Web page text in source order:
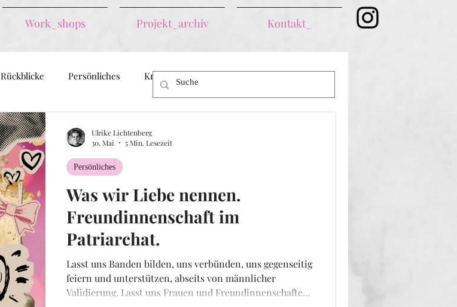
Work_shops Projekt_archiv Kontakt_
Rückblicke Persönliches Kreatives Schreiben
Was wir Liebe nennen.
Freundinnenschaft im
Patriarchat.
Lasst uns Banden bilden, uns verbünden, uns gegenseitig
feiern und unterstützen, abseits von männlicher
Validierung. Lasst uns Frauen und Freundinnenschaften
Persönliches
Ulrike Lichtenberg
30. Mai
5 Min. Lesezeit